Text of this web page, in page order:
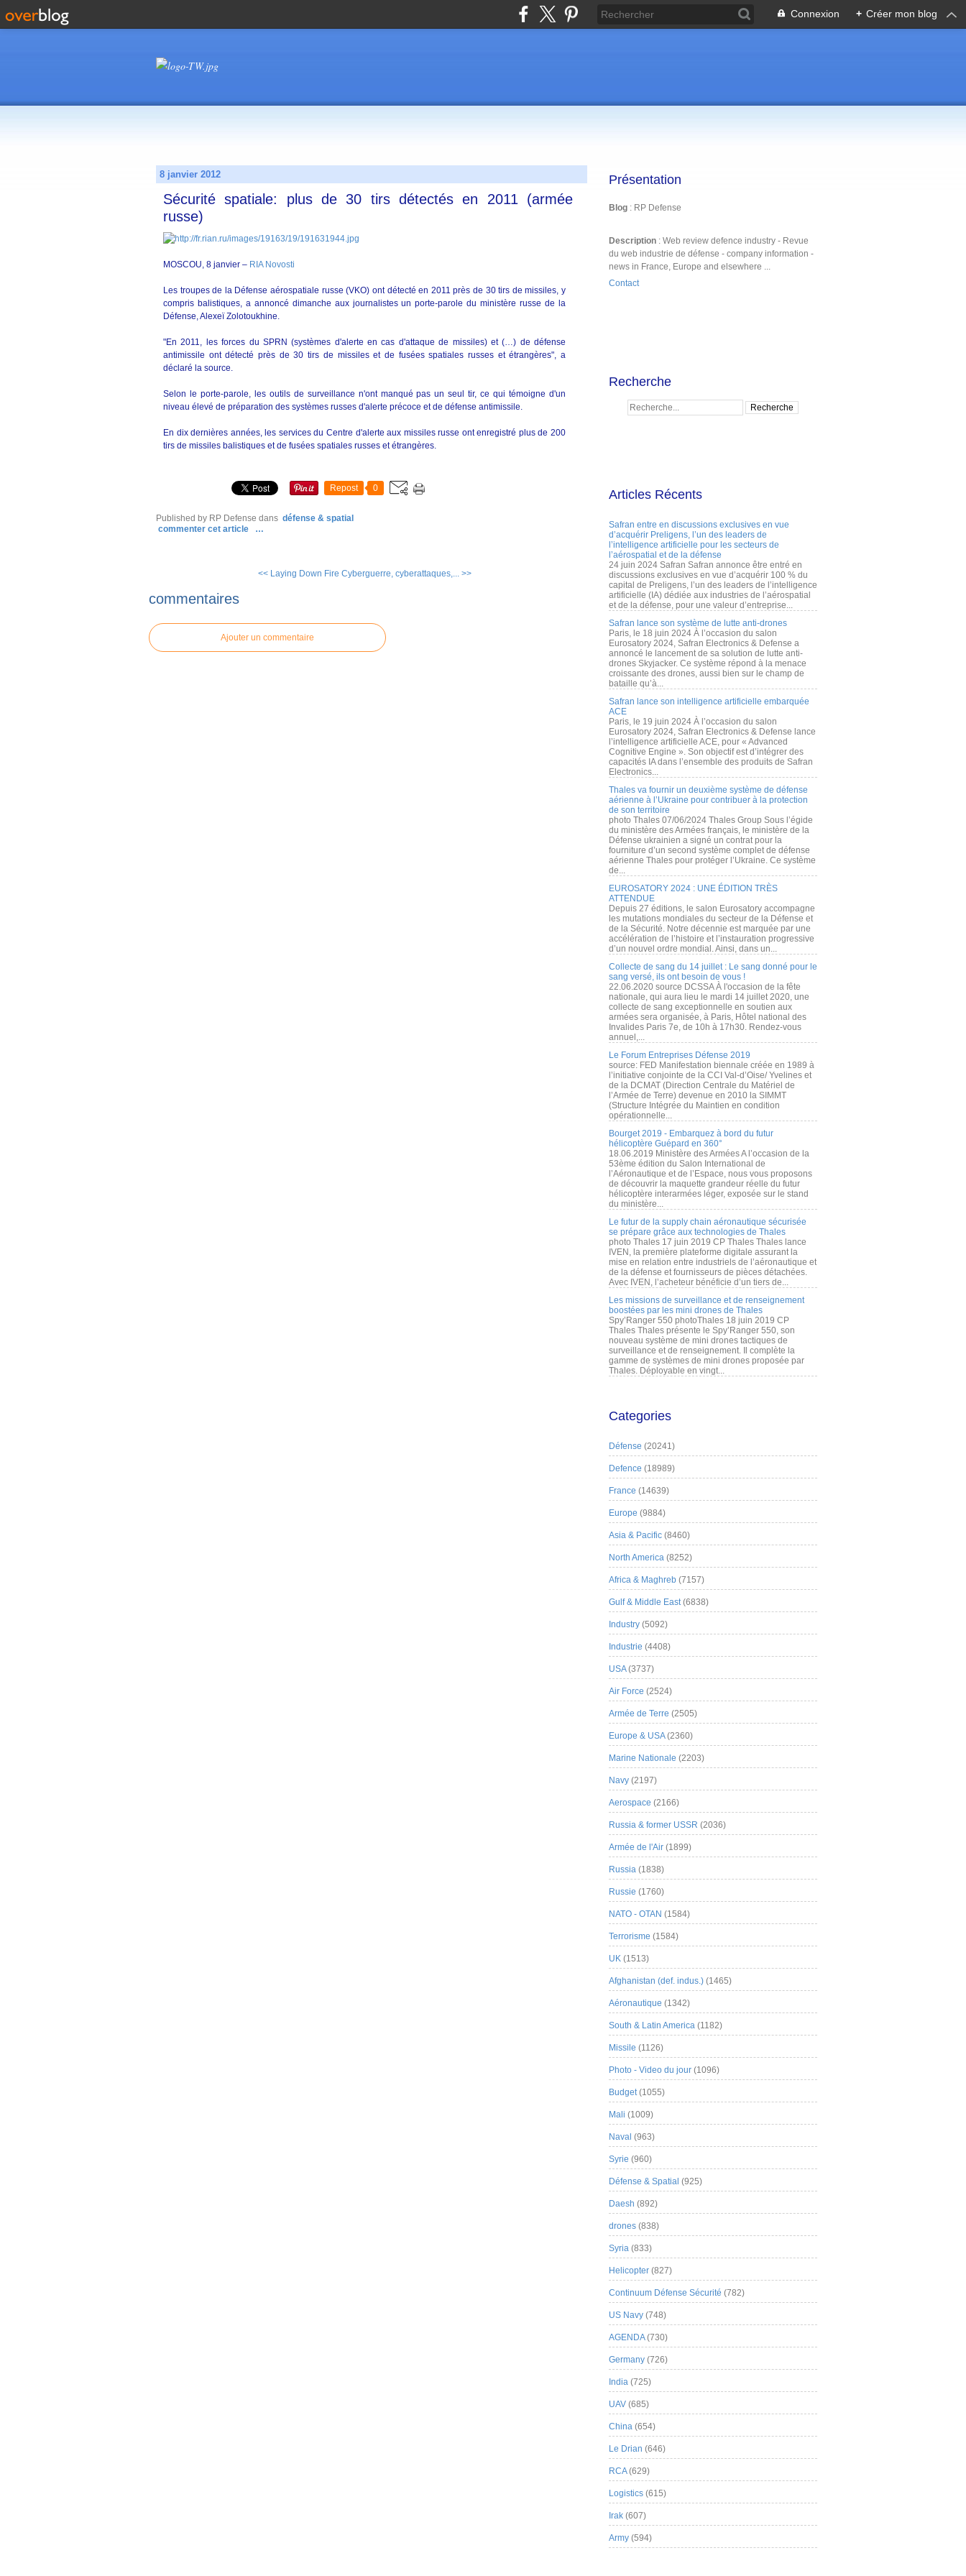
Connexion + Créer mon blog
8 janvier 2012
Sécurité spatiale: plus de 30 tirs détectés en 2011 (armée
russe)
MOSCOU, 8 janvier – RIA Novosti
Les troupes de la Défense aérospatiale russe (VKO) ont détecté en 2011 près de 30 tirs de missiles, y
compris balistiques, a annoncé dimanche aux journalistes un porte-parole du ministère russe de la
Défense, Alexeï Zolotoukhine.
"En 2011, les forces du SPRN (systèmes d'alerte en cas d'attaque de missiles) et (…) de défense
antimissile ont détecté près de 30 tirs de missiles et de fusées spatiales russes et étrangères", a
déclaré la source.
Selon le porte-parole, les outils de surveillance n'ont manqué pas un seul tir, ce qui témoigne d'un
niveau élevé de préparation des systèmes russes d'alerte précoce et de défense antimissile.
En dix dernières années, les services du Centre d'alerte aux missiles russe ont enregistré plus de 200
tirs de missiles balistiques et de fusées spatiales russes et étrangères.
Repost 0
Published by RP Defense dans défense & spatial
commenter cet article
…
<< Laying Down Fire Cyberguerre, cyberattaques,... >>
commentaires
Ajouter un commentaire
Présentation
Blog : RP Defense
Description : Web review defence industry - Revue
du web industrie de défense - company information -
news in France, Europe and elsewhere ...
Contact
Recherche
Articles Récents
Safran entre en discussions exclusives en vue
d’acquérir Preligens, l’un des leaders de
l’intelligence artificielle pour les secteurs de
l’aérospatial et de la défense
24 juin 2024 Safran Safran annonce être entré en
discussions exclusives en vue d’acquérir 100 % du
capital de Preligens, l’un des leaders de l’intelligence
artificielle (IA) dédiée aux industries de l’aérospatial
et de la défense, pour une valeur d’entreprise...
Safran lance son système de lutte anti-drones
Paris, le 18 juin 2024 À l’occasion du salon
Eurosatory 2024, Safran Electronics & Defense a
annoncé le lancement de sa solution de lutte anti-
drones Skyjacker. Ce système répond à la menace
croissante des drones, aussi bien sur le champ de
bataille qu’à...
Safran lance son intelligence artificielle embarquée
ACE
Paris, le 19 juin 2024 À l’occasion du salon
Eurosatory 2024, Safran Electronics & Defense lance
l’intelligence artificielle ACE, pour « Advanced
Cognitive Engine ». Son objectif est d’intégrer des
capacités IA dans l’ensemble des produits de Safran
Electronics...
Thales va fournir un deuxième système de défense
aérienne à l’Ukraine pour contribuer à la protection
de son territoire
photo Thales 07/06/2024 Thales Group Sous l’égide
du ministère des Armées français, le ministère de la
Défense ukrainien a signé un contrat pour la
fourniture d’un second système complet de défense
aérienne Thales pour protéger l’Ukraine. Ce système
de...
EUROSATORY 2024 : UNE ÉDITION TRÈS
ATTENDUE
Depuis 27 éditions, le salon Eurosatory accompagne
les mutations mondiales du secteur de la Défense et
de la Sécurité. Notre décennie est marquée par une
accélération de l’histoire et l’instauration progressive
d’un nouvel ordre mondial. Ainsi, dans un...
Collecte de sang du 14 juillet : Le sang donné pour le
sang versé, ils ont besoin de vous !
22.06.2020 source DCSSA À l'occasion de la fête
nationale, qui aura lieu le mardi 14 juillet 2020, une
collecte de sang exceptionnelle en soutien aux
armées sera organisée, à Paris, Hôtel national des
Invalides Paris 7e, de 10h à 17h30. Rendez-vous
annuel,...
Le Forum Entreprises Défense 2019
source: FED Manifestation biennale créée en 1989 à
l’initiative conjointe de la CCI Val-d’Oise/ Yvelines et
de la DCMAT (Direction Centrale du Matériel de
l’Armée de Terre) devenue en 2010 la SIMMT
(Structure Intégrée du Maintien en condition
opérationnelle...
Bourget 2019 - Embarquez à bord du futur
hélicoptère Guépard en 360°
18.06.2019 Ministère des Armées A l’occasion de la
53ème édition du Salon International de
l’Aéronautique et de l’Espace, nous vous proposons
de découvrir la maquette grandeur réelle du futur
hélicoptère interarmées léger, exposée sur le stand
du ministère...
Le futur de la supply chain aéronautique sécurisée
se prépare grâce aux technologies de Thales
photo Thales 17 juin 2019 CP Thales Thales lance
IVEN, la première plateforme digitale assurant la
mise en relation entre industriels de l’aéronautique et
de la défense et fournisseurs de pièces détachées.
Avec IVEN, l’acheteur bénéficie d’un tiers de...
Les missions de surveillance et de renseignement
boostées par les mini drones de Thales
Spy’Ranger 550 photoThales 18 juin 2019 CP
Thales Thales présente le Spy’Ranger 550, son
nouveau système de mini drones tactiques de
surveillance et de renseignement. Il complète la
gamme de systèmes de mini drones proposée par
Thales. Déployable en vingt...
Categories
Défense (20241)
Defence (18989)
France (14639)
Europe (9884)
Asia & Pacific (8460)
North America (8252)
Africa & Maghreb (7157)
Gulf & Middle East(6838)
Industry (5092)
Industrie (4408)
USA(3737)
Air Force (2524)
Armée de Terre (2505)
Europe & USA(2360)
Marine Nationale (2203)
Navy (2197)
Aerospace (2166)
Russia & former USSR (2036)
Armée de l'Air (1899)
Russia (1838)
Russie (1760)
NATO - OTAN (1584)
Terrorisme (1584)
UK (1513)
Afghanistan (def. indus.) (1465)
Aéronautique (1342)
South & Latin America (1182)
Missile (1126)
Photo - Video du jour (1096)
Budget(1055)
Mali (1009)
Naval (963)
Syrie (960)
Défense & Spatial (925)
Daesh (892)
drones (838)
Syria (833)
Helicopter (827)
Continuum Défense Sécurité (782)
US Navy (748)
AGENDA(730)
Germany (726)
India (725)
UAV (685)
China (654)
Le Drian (646)
RCA(629)
Logistics (615)
Irak (607)
Army (594)